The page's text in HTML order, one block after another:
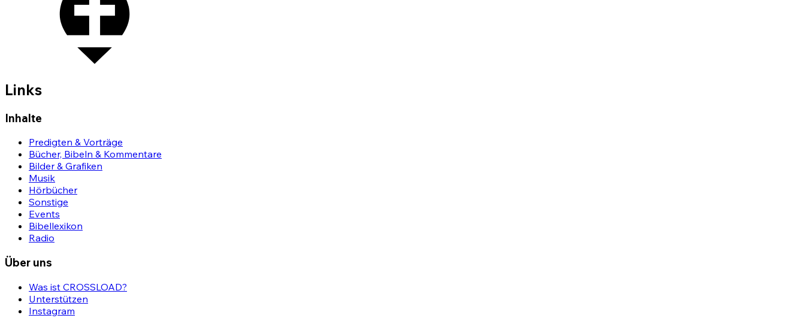
Links
Inhalte
Predigten & Vorträge
Bücher, Bibeln & Kommentare
Bilder & Grafiken
Musik
Hörbücher
Sonstige
Events
Bibellexikon
Radio
Über uns
Was ist CROSSLOAD?
Unterstützen
Instagram